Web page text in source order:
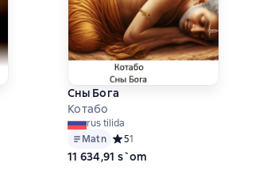
основе 1 оценок
Сны Бога
Котабо
rus tilida
Matn Средний рейтинг 5 на основе 1
51
11 634,91 s`om